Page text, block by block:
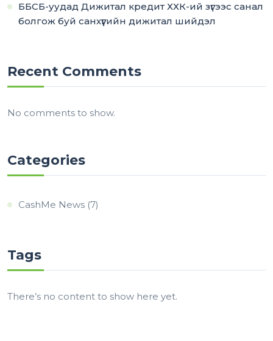
ББСБ-уудад Дижитал кредит ХХК-ий зүгээс санал
болгож буй санхүүгийн дижитал шийдэл
Recent Comments
No comments to show.
Categories
CashMe News (7)
Tags
There’s no content to show here yet.